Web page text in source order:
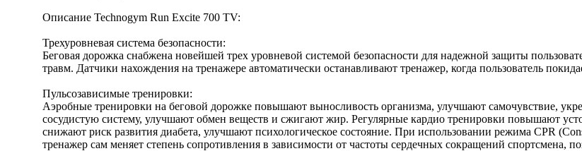
Описание Technogym Run Excite 700 TV:
Трехуровневая система безопасности:
Беговая дорожка снабжена новейшей трех уровневой системой безопасности для надежной защиты
травм. Датчики нахождения на тренажере автоматически останавливают тренажер, когда пользователь
Пульсозависимые тренировки:
Аэробные тренировки на беговой дорожке повышают выносливость организма, улучшают самочувствие,
сосудистую систему, улучшают обмен веществ и сжигают жир. Регулярные кардио тренировки повышают
снижают риск развития диабета, улучшают психологическое состояние. При использовании режима CPR
тренажер сам меняет степень сопротивления в зависимости от частоты сердечных сокращений спортсмена,